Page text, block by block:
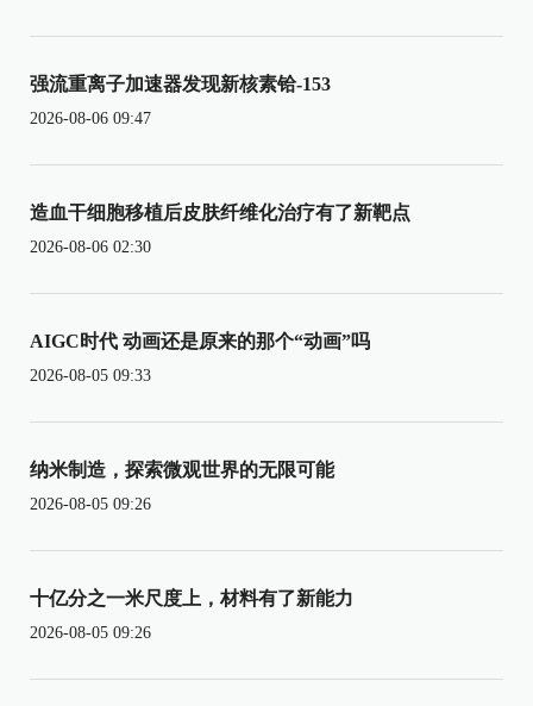
强流重离子加速器发现新核素铪-153
2026-08-06 09:47
造血干细胞移植后皮肤纤维化治疗有了新靶点
2026-08-06 02:30
AIGC时代 动画还是原来的那个“动画”吗
2026-08-05 09:33
纳米制造，探索微观世界的无限可能
2026-08-05 09:26
十亿分之一米尺度上，材料有了新能力
2026-08-05 09:26